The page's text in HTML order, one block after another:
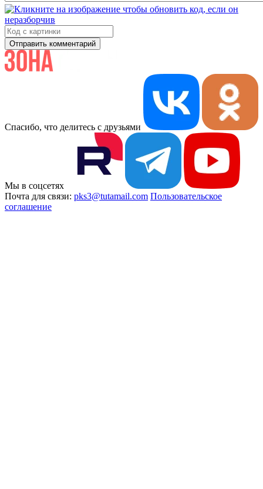
Отправить комментарий
Спасибо, что делитесь с друзьями
Мы в соцсетях
Почта для связи: pks3@tutamail.com Пользовательское
соглашение